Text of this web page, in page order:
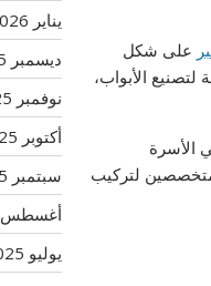
على شكل
الأبواب،
الأسرة
متخصصين لتركيب
يناير 2026
ديسمبر 2025
نوفمبر 2025
أكتوبر 2025
سبتمبر 2025
أغسطس 2025
يوليو 2025